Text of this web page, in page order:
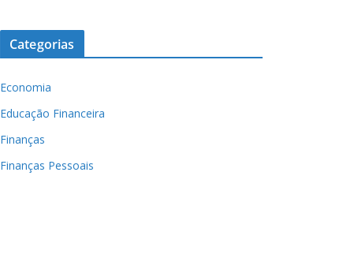
Categorias
Economia
Educação Financeira
Finanças
Finanças Pessoais